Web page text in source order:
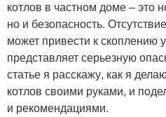
котлов в частном доме – это
но и безопасность.
может привести к скоплению
представляет серьезную
статье я расскажу, как я
котлов своими руками, и
и рекомендациями.